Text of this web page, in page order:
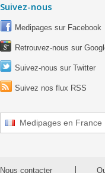
Suivez-nous
Medipages sur Facebook
Retrouvez-nous sur
Suivez-nous sur Twitter
Suivez nos flux RSS
Medipages en France
Nous contacter